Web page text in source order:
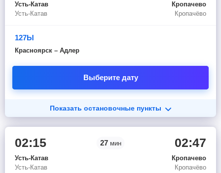
Усть-Катав
Усть-Катав
Кропачево
Кропачёво
127Ы
Красноярск – Адлер
Выберите дату
Показать остановочные пункты
02:15
Усть-Катав
Усть-Катав
27 мин 02:47
Кропачево
Кропачёво